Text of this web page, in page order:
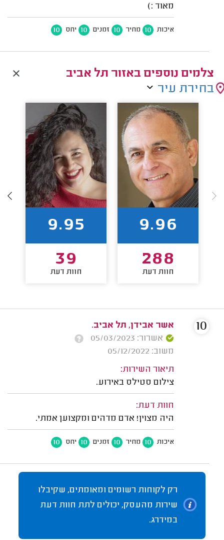
מאוד :)
איכות 10 מחיר 10 זמנים 10 יחס 10
צלמים נוספים באזור תל אביב
בחירת עיר
9.96
288
חוות דעת
9.95
39
חוות דעת
אשר אבידן, תל אביב.
אשרור: 05/03/2023
משוב: 05/12/2022
תיאור השירות:
צילום סטילס באירוע.
חוות דעת:
היה מצוין! אדם מדהים ומקצוען אמתי.
איכות 10 מחיר 10 זמנים 10 יחס 10
10
רק לקוחות רשומים ומאומתים, שקיבלו
שירות מהעסק, יכולים לתת חוות דעת
במידרג.